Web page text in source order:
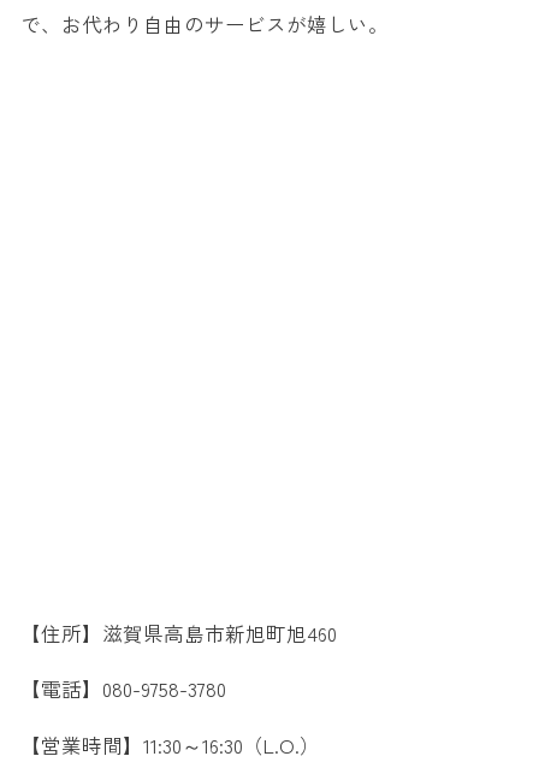
で、お代わり自由のサービスが嬉しい。
【住所】滋賀県高島市新旭町旭460
【電話】080-9758-3780
【営業時間】11:30～16:30（L.O.）